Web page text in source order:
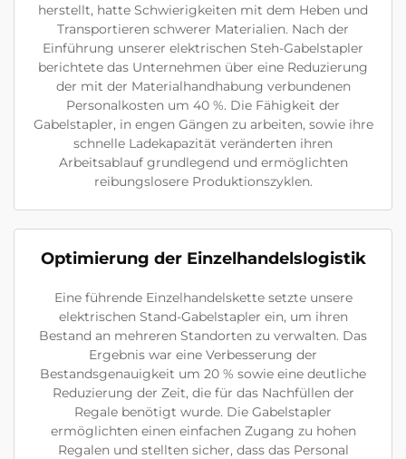
herstellt, hatte Schwierigkeiten mit dem Heben und
Transportieren schwerer Materialien. Nach der
Einführung unserer elektrischen Steh-Gabelstapler
berichtete das Unternehmen über eine Reduzierung
der mit der Materialhandhabung verbundenen
Personalkosten um 40 %. Die Fähigkeit der
Gabelstapler, in engen Gängen zu arbeiten, sowie ihre
schnelle Ladekapazität veränderten ihren
Arbeitsablauf grundlegend und ermöglichten
reibungslosere Produktionszyklen.
Optimierung der Einzelhandelslogistik
Eine führende Einzelhandelskette setzte unsere
elektrischen Stand-Gabelstapler ein, um ihren
Bestand an mehreren Standorten zu verwalten. Das
Ergebnis war eine Verbesserung der
Bestandsgenauigkeit um 20 % sowie eine deutliche
Reduzierung der Zeit, die für das Nachfüllen der
Regale benötigt wurde. Die Gabelstapler
ermöglichten einen einfachen Zugang zu hohen
Regalen und stellten sicher, dass das Personal